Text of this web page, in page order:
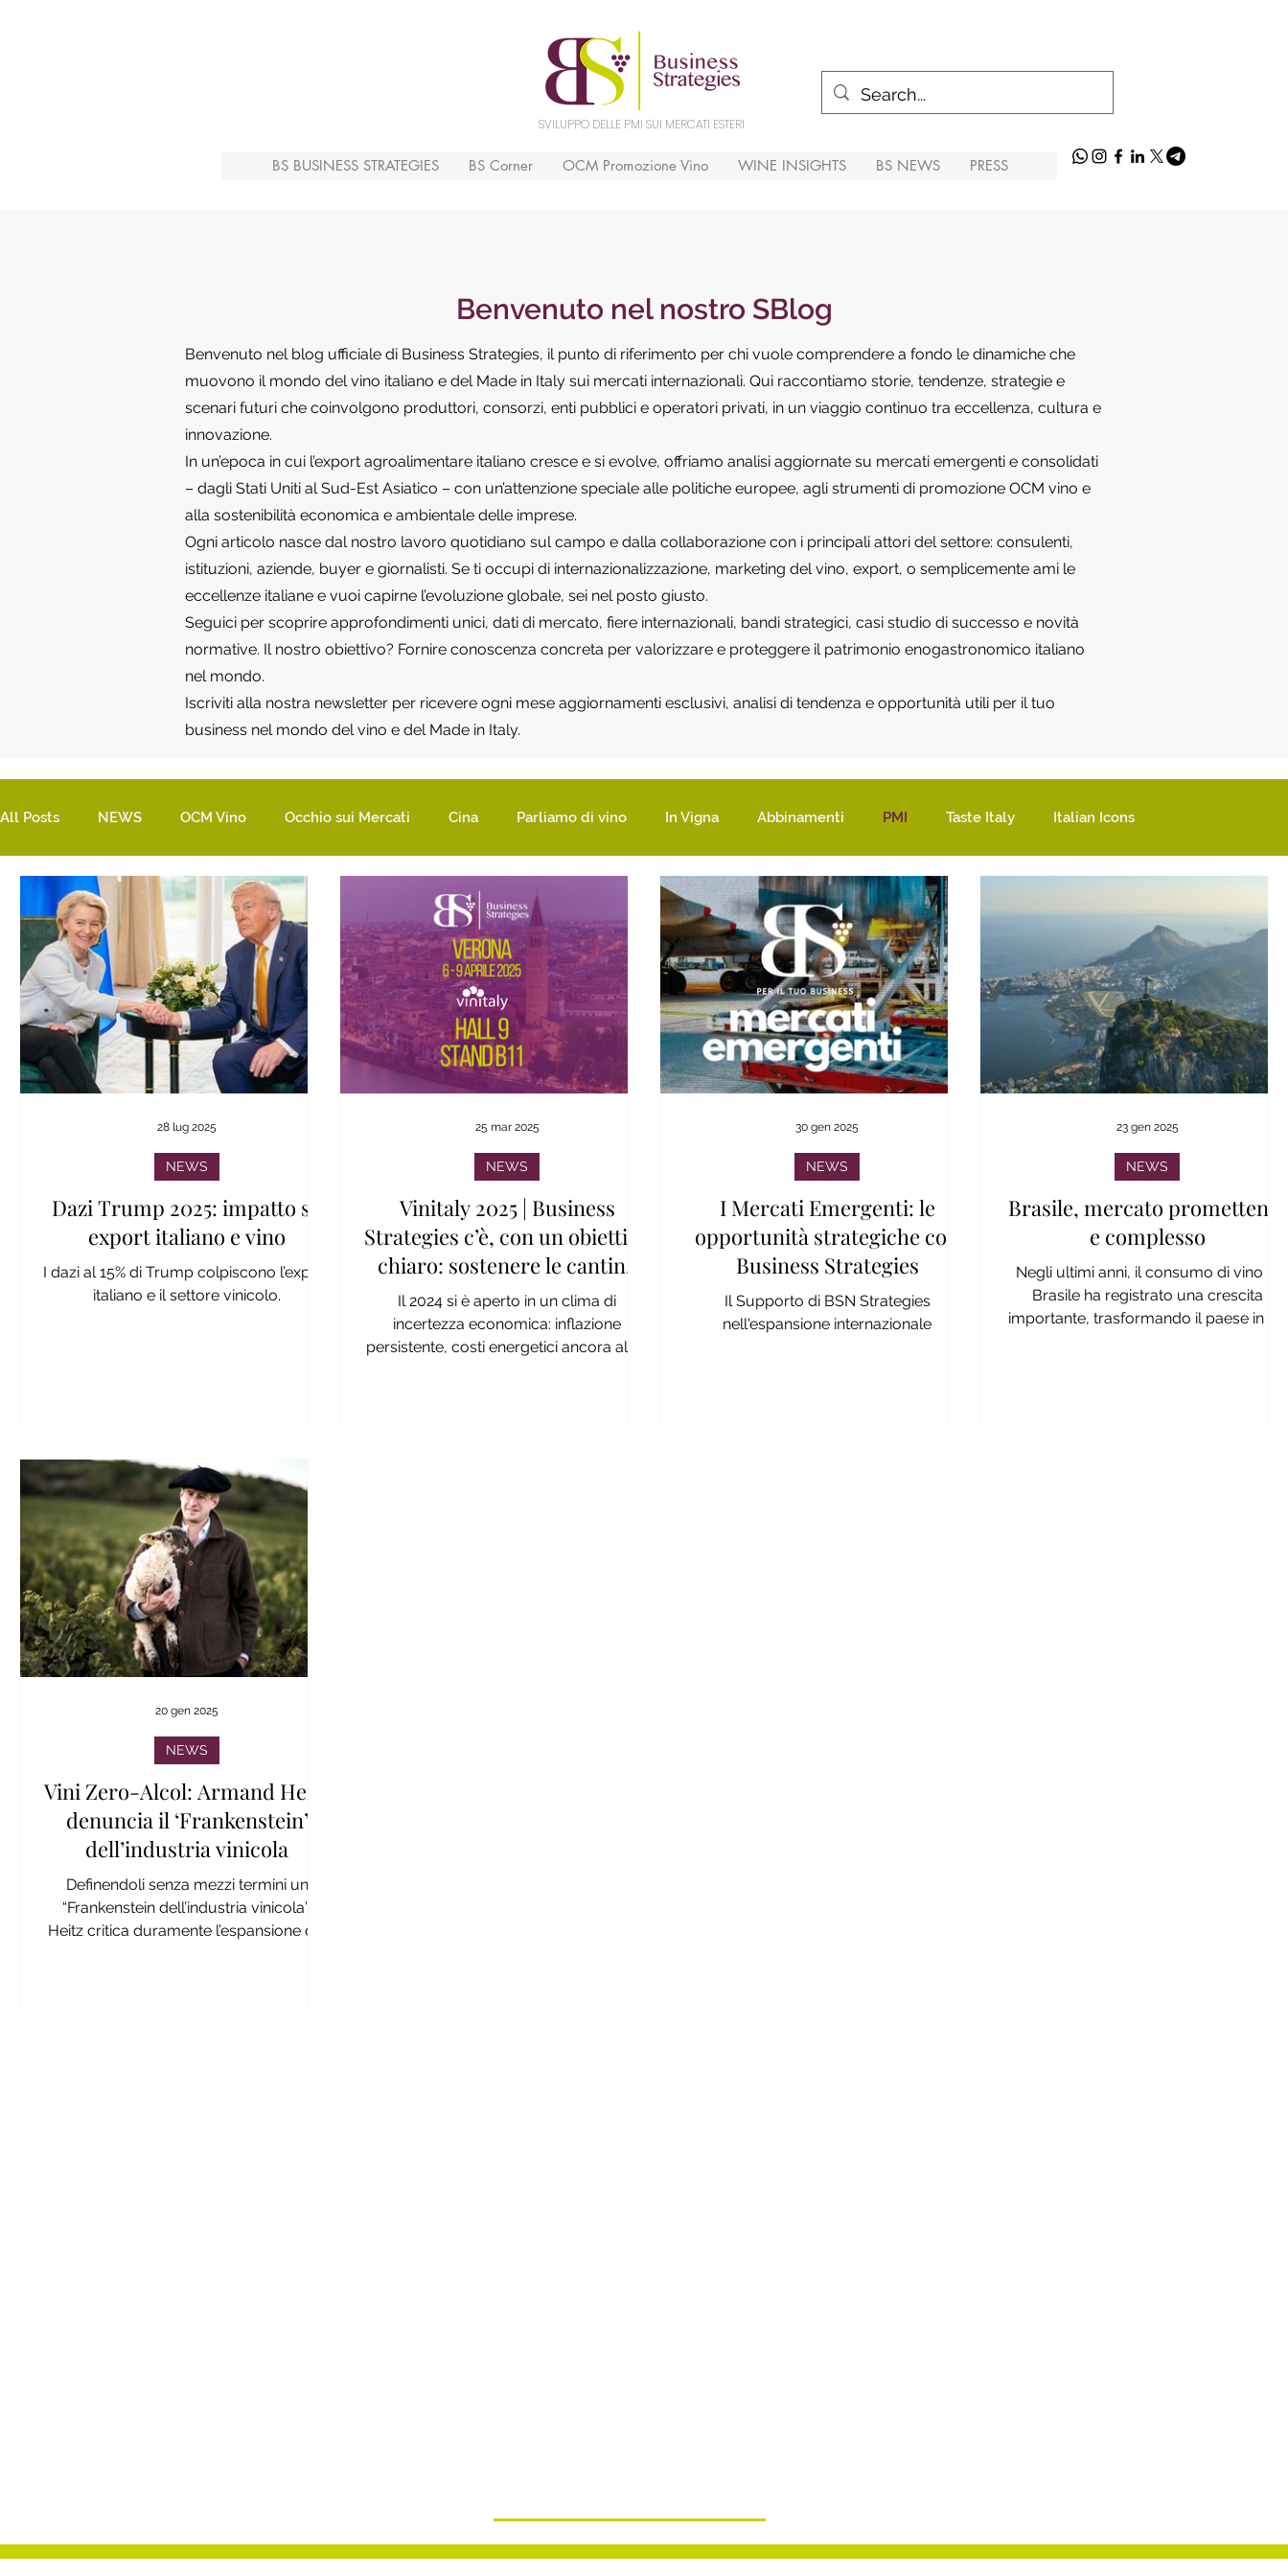
SVILUPPO DELLE PMI SUI MERCATI ESTERI
BS BUSINESS STRATEGIES BS Corner OCM Promozione Vino WINE INSIGHTS BS NEWS PRESS
Benvenuto nel nostro SBlog
Benvenuto nel blog ufficiale di Business Strategies, il punto di riferimento per chi vuole comprendere a fondo le dinamiche che
muovono il mondo del vino italiano e del Made in Italy sui mercati internazionali. Qui raccontiamo storie, tendenze, strategie e
scenari futuri che coinvolgono produttori, consorzi, enti pubblici e operatori privati, in un viaggio continuo tra eccellenza, cultura e
innovazione.
In un’epoca in cui l’export agroalimentare italiano cresce e si evolve, offriamo analisi aggiornate su mercati emergenti e consolidati
– dagli Stati Uniti al Sud-Est Asiatico – con un’attenzione speciale alle politiche europee, agli strumenti di promozione OCM vino e
alla sostenibilità economica e ambientale delle imprese.
Ogni articolo nasce dal nostro lavoro quotidiano sul campo e dalla collaborazione con i principali attori del settore: consulenti,
istituzioni, aziende, buyer e giornalisti. Se ti occupi di internazionalizzazione, marketing del vino, export, o semplicemente ami le
eccellenze italiane e vuoi capirne l’evoluzione globale, sei nel posto giusto.
Seguici per scoprire approfondimenti unici, dati di mercato, fiere internazionali, bandi strategici, casi studio di successo e novità
normative. Il nostro obiettivo? Fornire conoscenza concreta per valorizzare e proteggere il patrimonio enogastronomico italiano
nel mondo.
Iscriviti alla nostra newsletter per ricevere ogni mese aggiornamenti esclusivi, analisi di tendenza e opportunità utili per il tuo
business nel mondo del vino e del Made in Italy.
All Posts NEWS OCM Vino Occhio sui Mercati Cina Parliamo di vino In Vigna Abbinamenti PMI Taste Italy Italian Icons
Dazi Trump 2025: impatto su
export italiano e vino
I dazi al 15% di Trump colpiscono l’export
italiano e il settore vinicolo.
NEWS
28 lug 2025
Vinitaly 2025 | Business
Strategies c’è, con un obiettivo
chiaro: sostenere le cantine
italiane sui mercati
internazionali
Il 2024 si è aperto in un clima di
incertezza economica: inflazione
persistente, costi energetici ancora alti e
NEWS
25 mar 2025
I Mercati Emergenti: le
opportunità strategiche con
Business Strategies
Il Supporto di BSN Strategies
nell'espansione internazionale
NEWS
30 gen 2025
Brasile, mercato promettente
e complesso
Negli ultimi anni, il consumo di vino in
Brasile ha registrato una crescita
importante, trasformando il paese in un
NEWS
23 gen 2025
Vini Zero-Alcol: Armand Heitz
denuncia il ‘Frankenstein’
dell’industria vinicola
Definendoli senza mezzi termini un
“Frankenstein dell’industria vinicola”,
Heitz critica duramente l’espansione dei
NEWS
20 gen 2025